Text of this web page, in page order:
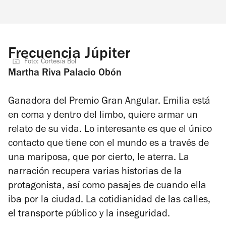
Frecuencia Júpiter
Foto: Cortesía Bol
Martha Riva Palacio Obón
Ganadora del Premio Gran Angular. Emilia está
en coma y dentro del limbo, quiere armar un
relato de su vida. Lo interesante es que el único
contacto que tiene con el mundo es a través de
una mariposa, que por cierto, le aterra. La
narración recupera varias historias de la
protagonista, así como pasajes de cuando ella
iba por la ciudad. La cotidianidad de las calles,
el transporte público y la inseguridad.